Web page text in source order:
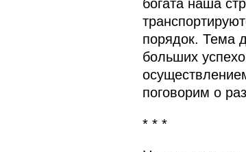
богата наша
порядок. Тема
больших
поговорим о
* * *